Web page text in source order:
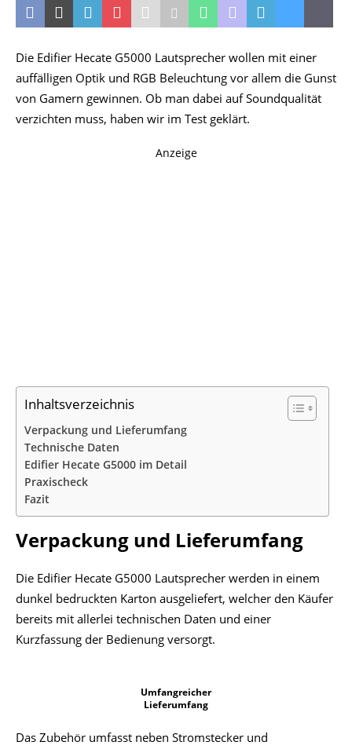
Die Edifier Hecate G5000 Lautsprecher wollen mit einer
auffälligen Optik und RGB Beleuchtung vor allem die Gunst
von Gamern gewinnen. Ob man dabei auf Soundqualität
verzichten muss, haben wir im Test geklärt.
Anzeige
Inhaltsverzeichnis
Verpackung und Lieferumfang
Technische Daten
Edifier Hecate G5000 im Detail
Praxischeck
Fazit
Verpackung und Lieferumfang
Die Edifier Hecate G5000 Lautsprecher werden in einem
dunkel bedruckten Karton ausgeliefert, welcher den Käufer
bereits mit allerlei technischen Daten und einer
Kurzfassung der Bedienung versorgt.
Umfangreicher
Lieferumfang
Das Zubehör umfasst neben Stromstecker und